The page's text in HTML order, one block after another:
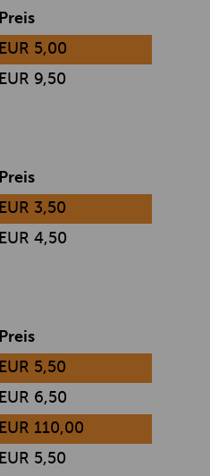
Preis
EUR 5,00
EUR 9,50
Preis
EUR 3,50
EUR 4,50
Preis
EUR 5,50
EUR 6,50
EUR 110,00
EUR 5,50